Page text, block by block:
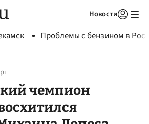
Новости
Проблемы с бензином в
чемпион